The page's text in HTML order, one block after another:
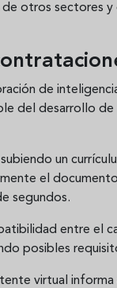
otros sectores y
de
del desarrollo de
un
el
segundos.
entre el
posibles
virtual informa